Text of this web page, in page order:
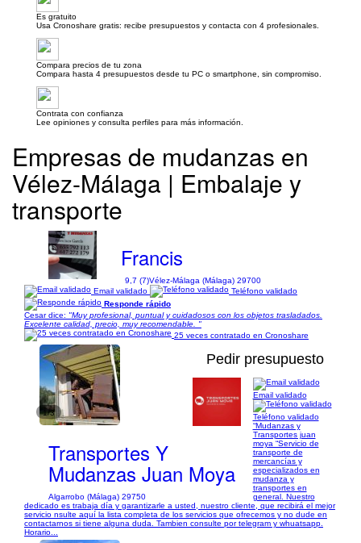
Es gratuito
Usa Cronoshare gratis: recibe presupuestos y contacta con 4 profesionales.
Compara precios de tu zona
Compara hasta 4 presupuestos desde tu PC o smartphone, sin compromiso.
Contrata con confianza
Lee opiniones y consulta perfiles para más información.
Empresas de mudanzas en
Vélez-Málaga | Embalaje y
transporte
Francis
9,7 (7)Vélez-Málaga (Málaga) 29700
Email validado
Teléfono validado
Responde rápido
Cesar dice: "Muy profesional, puntual y cuidadosos con los objetos trasladados.
Excelente calidad, precio, muy recomendable. "
25 veces contratado en Cronoshare
1/3
Pedir presupuesto
Transportes Y
Mudanzas Juan Moya
Algarrobo (Málaga) 29750
Email validado
Teléfono validado
“Mudanzas y
Transportes juan
moya “Servicio de
transporte de
mercancías y
especializados en
mudanza y
transportes en
general. Nuestro
dedicado es trabaja día y garantizarle a usted, nuestro cliente, que recibirá el mejor
servicio nsulte aquí la lista completa de los servicios que ofrecemos y no dude en
contactarnos si tiene alguna duda. Tambien consulte por telegram y whuatsapp.
Horario...